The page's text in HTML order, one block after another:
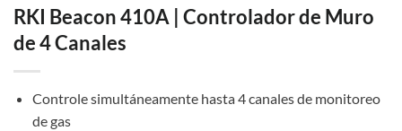
RKI Beacon 410A | Controlador de Muro
de 4 Canales
Controle simultáneamente hasta 4 canales de monitoreo
de gas